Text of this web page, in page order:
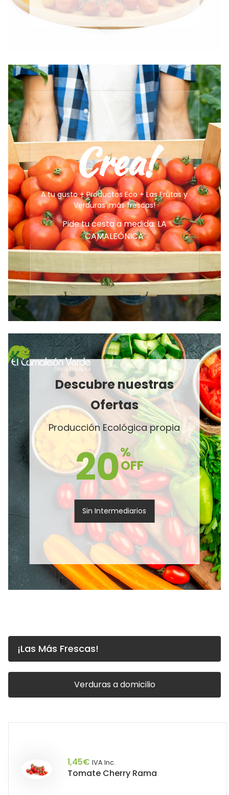
Crea!
A tu gusto + Productos Eco + Las Frutas y
Verduras ¡más frescas!
Pide tu cesta a medida: LA
CAMALEÓNICA
Descubre nuestras
Ofertas
Producción Ecológica propia
20%
OFF
Sin Intermediarios
¡Las Más Frescas!
Verduras a domicilio
1,45€ IVA Inc.
Tomate Cherry Rama